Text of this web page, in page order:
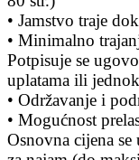
• Jamstvo traje
• Minimalno
Potpisuje se
uplatama ili
• Održavanje i
• Mogućnost
Osnovna cijena